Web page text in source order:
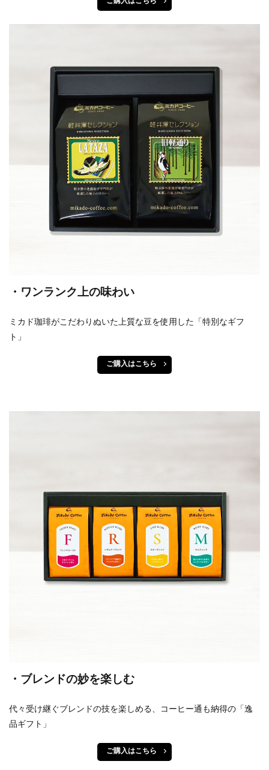
・ワンランク上の味わい
ミカド珈琲がこだわりぬいた上質な豆を使用した「特別なギフ
ト」
ご購入はこちら
・ブレンドの妙を楽しむ
代々受け継ぐブレンドの技を楽しめる、コーヒー通も納得の「逸
品ギフト」
ご購入はこちら